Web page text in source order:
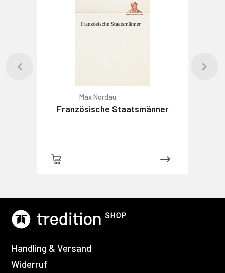
Max Nordau
Französische Staatsmänner
Handling & Versand
Widerruf